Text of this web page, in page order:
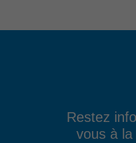
Restez
vous à